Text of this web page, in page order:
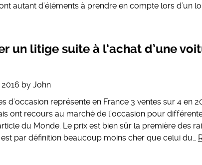
autant d’éléments à prendre en compte lors d’un
un litige suite à l’achat d’une
by John
d’occasion représente en France 3 ventes sur 4 en
ont recours au marché de l’occasion pour
du Monde. Le prix est bien sûr la première des
par définition beaucoup moins cher que celui du…